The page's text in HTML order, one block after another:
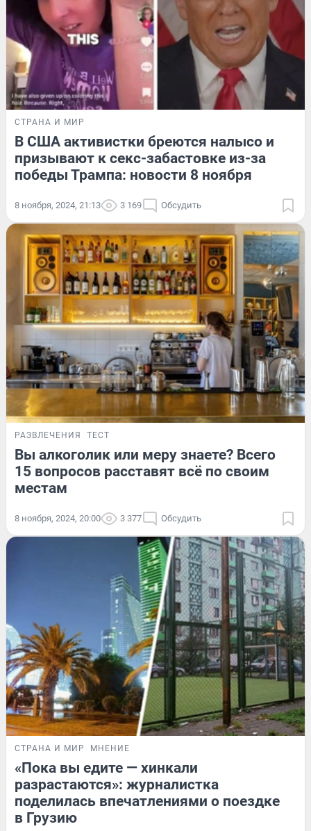
СТРАНА И МИР
В США активистки бреются налысо и
призывают к секс-забастовке из-за
победы Трампа: новости 8 ноября
8 ноября, 2024, 21:13 3 169 Обсудить
РАЗВЛЕЧЕНИЯ ТЕСТ
Вы алкоголик или меру знаете? Всего
15 вопросов расставят всё по своим
местам
8 ноября, 2024, 20:00 3 377 Обсудить
СТРАНА И МИР МНЕНИЕ
«Пока вы едите — хинкали
разрастаются»: журналистка
поделилась впечатлениями о поездке
в Грузию